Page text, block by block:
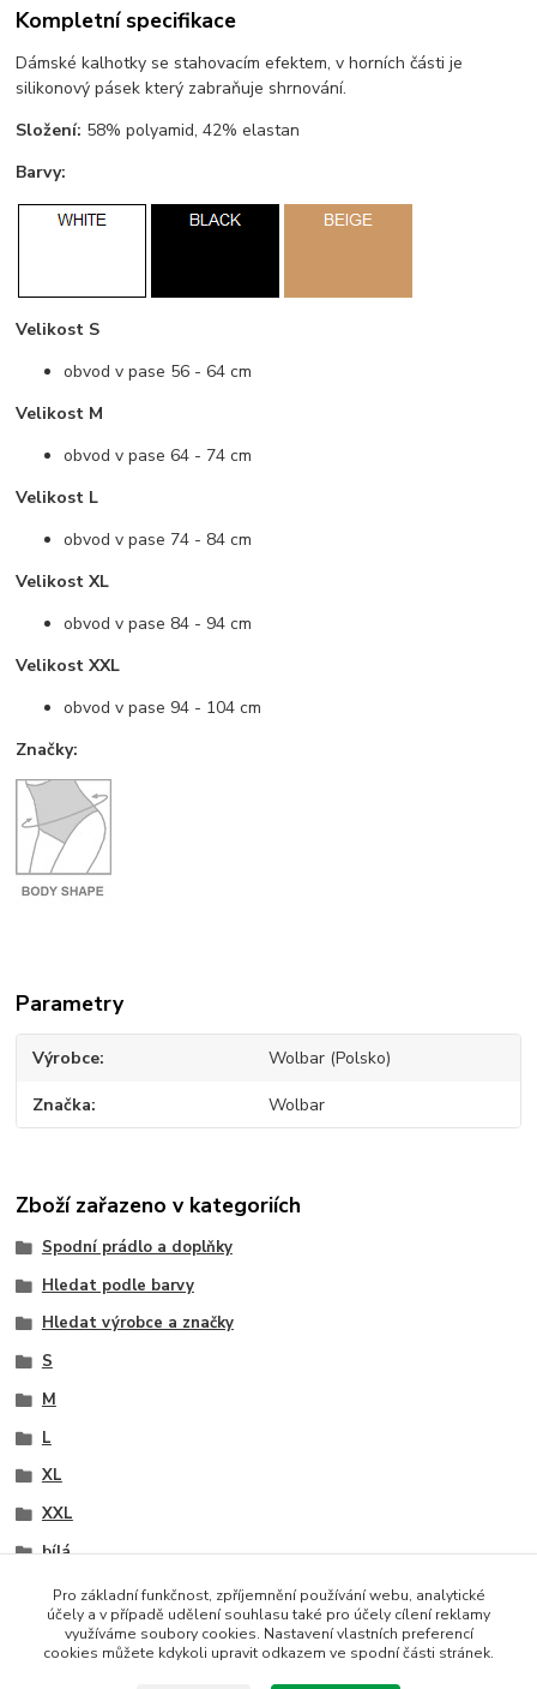
Kompletní specifikace
Dámské kalhotky se stahovacím efektem, v horních části je
silikonový pásek který zabraňuje shrnování.
Složení: 58% polyamid, 42% elastan
Barvy:
Velikost S
obvod v pase 56 - 64 cm
Velikost M
obvod v pase 64 - 74 cm
Velikost L
obvod v pase 74 - 84 cm
Velikost XL
obvod v pase 84 - 94 cm
Velikost XXL
obvod v pase 94 - 104 cm
Značky:
Parametry
Výrobce Wolbar (Polsko)
Značka Wolbar
Zboží zařazeno v kategoriích
Spodní prádlo a doplňky
Hledat podle barvy
Hledat výrobce a značky
S
M
L
XL
XXL
bílá
černá
tělová
Pro základní funkčnost, zpříjemnění používání webu, analytické
účely a v případě udělení souhlasu také pro účely cílení reklamy
využíváme soubory cookies. Nastavení vlastních preferencí
cookies můžete kdykoli upravit odkazem ve spodní části stránek.